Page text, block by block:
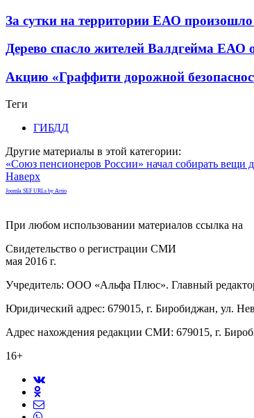
За сутки на территории ЕАО
Дерево спасло жителей Валдгейма ЕАО
Акцию «Граффити дорожной
Теги
ГИБДД
Другие материалы в этой категории:
«Союз пенсионеров России» начал собирать вещи
Наверх
Joomla SEF URLs by Artio
При любом использовании материалов ссылка на
Свидетельство о регистрации СМИ
мая 2016 г.
Учредитель: ООО «Альфа Плюс». Главный
Юридический адрес: 679015, г. Биробиджан, ул.
Адрес нахождения редакции СМИ: 679015, г.
16+